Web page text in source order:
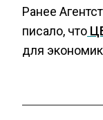
Ранее
писало, что
для